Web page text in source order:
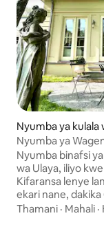
Nyumba ya kulala
uko Waccabuc
Nyumba ya
Kifaransa kwenye
Nyumba binafsi
wa Ulaya, iliyo
Kifaransa lenye
ekari nane,
Ikiwa
Thamani · Mahali ·